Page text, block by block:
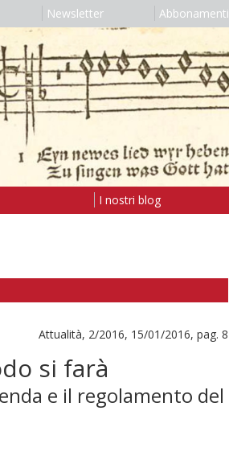
Newsletter Abbonamenti
I nostri blog
Attualità, 2/2016, 15/01/2016, pag. 8
si farà
e il regolamento del